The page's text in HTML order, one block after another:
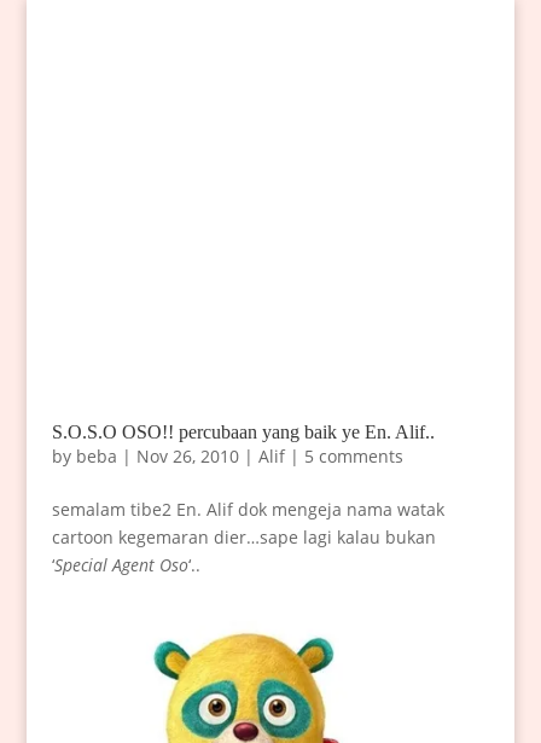
S.O.S.O OSO!! percubaan yang baik ye En. Alif..
by beba | Nov 26, 2010| Alif| 5 comments
semalam tibe2 En. Alif dok mengeja nama watak
cartoon kegemaran dier…sape lagi kalau bukan
‘Special Agent Oso‘..